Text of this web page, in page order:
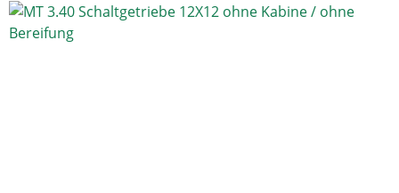
Bildergalerie überspringen